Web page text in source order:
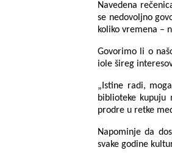
Navedena
se nedovoljno
koliko vremena –
Govorimo li o
iole šireg
„Istine radi,
biblioteke kupuju
prodre u retke
Napominje da
svake godine